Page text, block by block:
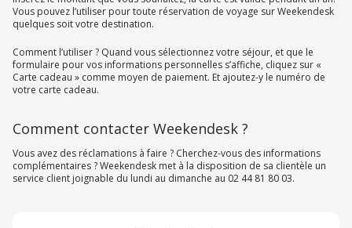
Vous pouvez l’utiliser pour toute réservation de voyage sur Weekendesk
quelques soit votre destination.
Comment l’utiliser ? Quand vous sélectionnez votre séjour, et que le
formulaire pour vos informations personnelles s’affiche, cliquez sur «
Carte cadeau » comme moyen de paiement. Et ajoutez-y le numéro de
votre carte cadeau.
Comment contacter Weekendesk ?
Vous avez des réclamations à faire ? Cherchez-vous des informations
complémentaires ? Weekendesk met à la disposition de sa clientèle un
service client joignable du lundi au dimanche au 02 44 81 80 03.